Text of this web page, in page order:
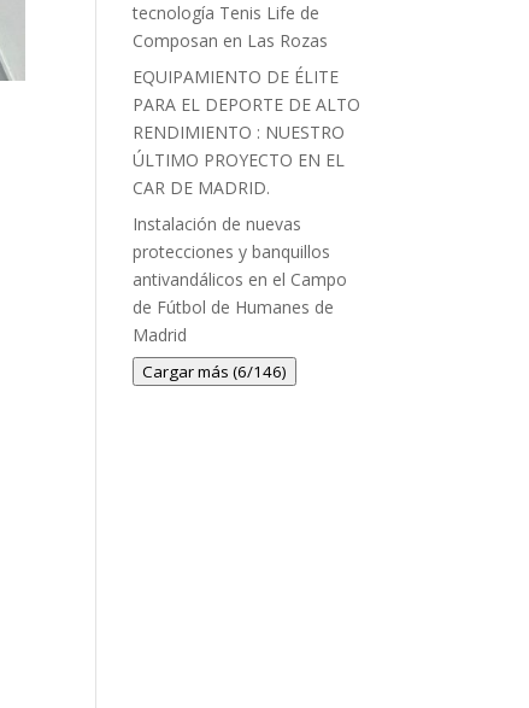
tecnología Tenis Life de
Composan en Las Rozas
EQUIPAMIENTO DE ÉLITE
PARA EL DEPORTE DE ALTO
RENDIMIENTO : NUESTRO
ÚLTIMO PROYECTO EN EL
CAR DE MADRID.
Instalación de nuevas
protecciones y banquillos
antivandálicos en el Campo
de Fútbol de Humanes de
Madrid
Cargar más (6/146)